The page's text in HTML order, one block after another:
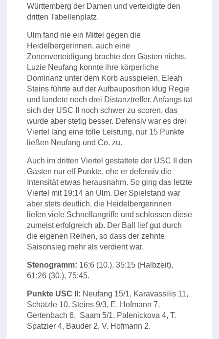
Württemberg der Damen und verteidigte den
dritten Tabellenplatz.
Ulm fand nie ein Mittel gegen die
Heidelbergerinnen, auch eine
Zonenverteidigung brachte den Gästen nichts.
Luzie Neufang konnte ihre körperliche
Dominanz unter dem Korb ausspielen, Eleah
Steins führte auf der Aufbauposition klug Regie
und landete noch drei Distanztreffer. Anfangs tat
sich der USC II noch schwer zu scoren, das
wurde aber stetig besser. Defensiv war es drei
Viertel lang eine tolle Leistung, nur 15 Punkte
ließen Neufang und Co. zu.
Auch im dritten Viertel gestattete der USC II den
Gästen nur elf Punkte, ehe er defensiv die
Intensität etwas herausnahm. So ging das letzte
Viertel mit 19:14 an Ulm. Der Spielstand war
aber stets deutlich, die Heidelbergerinnen
liefen viele Schnellangriffe und schlossen diese
zumeist erfolgreich ab. Der Ball lief gut durch
die eigenen Reihen, so dass der zehnte
Saisonsieg mehr als verdient war.
Stenogramm: 16:6 (10.), 35:15 (Halbzeit),
61:26 (30.), 75:45.
Punkte USC II: Neufang 15/1, Karavassilis 11,
Schätzle 10, Steins 9/3, E. Hofmann 7,
Gertenbach 6, Saam 5/1, Palenickova 4, T.
Spatzier 4, Bauder 2, V. Hofmann 2.